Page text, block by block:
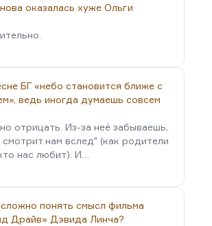
оказалась хуже Ольги
БГ «небо становится ближе с
ведь иногда думаешь совсем
отрицать. Из-за неё забываешь,
нам вслед" (как родители
нас любит). И…
понять смысл фильма
Драйв» Дэвида Линча?